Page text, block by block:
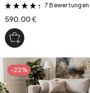
&
7 Bewertungen
590.00 €
-22%